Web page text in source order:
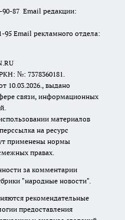
90-87 Email редакции:
Email рекламного отдела:
№: 7378360181.
10.03.2026., выдано
связи, информационных
материалов
на ресурс
применены нормы
правах.
за комментарии
"народные новости".
рекомендательные
предоставления